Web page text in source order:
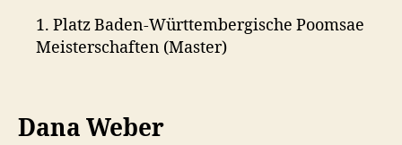
1. Platz Baden-Württembergische Poomsae
Meisterschaften (Master)
Dana Weber